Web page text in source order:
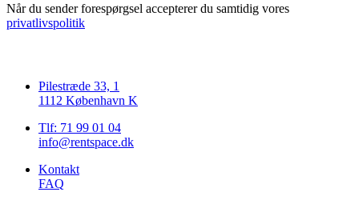
Når du sender forespørgsel accepterer du samtidig vores
privatlivspolitik
Pilestræde 33, 1
1112 København K
Tlf: 71 99 01 04
info@rentspace.dk
Kontakt
FAQ